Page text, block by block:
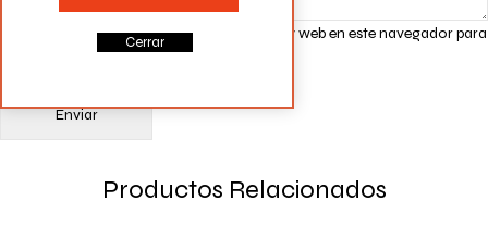
Guarda mi nombre, correo electrónico y web en este navegador para
Productos Relacionados
Cerrar